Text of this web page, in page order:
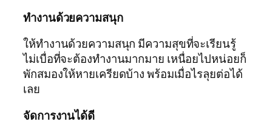
ทำงานด้วยความสนุก
ให้ทำงานด้วยความสนุก มีความสุขที่จะเรียนรู้
ไม่เบื่อที่จะต้องทำงานมากมาย เหนื่อยไปหน่อยก็
พักสมองให้หายเครียดบ้าง พร้อมเมื่อไรลุยต่อได้
เลย
จัดการงานได้ดี